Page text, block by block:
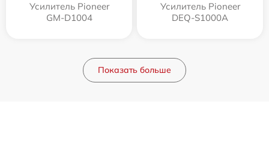
Усилитель Pioneer
GM-D1004
Усилитель Pioneer
DEQ-S1000A
Показать больше